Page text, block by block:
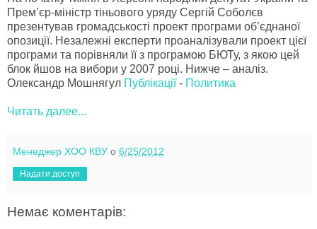
Прем’єр-міністр тіньового уряду Сергій Соболєв
презентував громадськості проект програми об’єднаної
опозиції. Незалежні експерти проаналізували проект цієї
програми та порівняли її з програмою БЮТу, з якою цей
блок йшов на вибори у 2007 році. Нижче – аналіз.
Олександр Мошнягул Публікації- Политика
Читать далее...
Менеджер ХОО КВУ о 6/25/2012
Надати доступ
Немає коментарів: